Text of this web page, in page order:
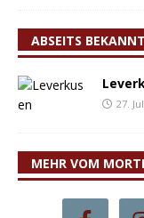
ABSEITS
27.
MEHR VOM